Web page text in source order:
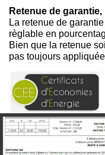
Retenue de garantie,
La retenue de
règlable en
Bien que la retenue
pas toujours